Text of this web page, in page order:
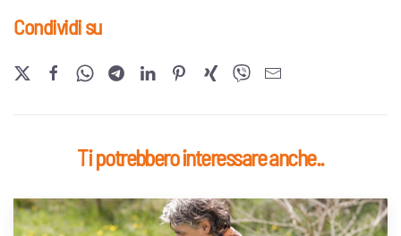
Condividi su
Ti potrebbero interessare anche..